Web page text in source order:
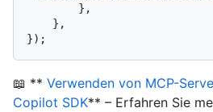
📖 ** Verwenden von MCP-
Copilot SDK** – Erfahren Sie